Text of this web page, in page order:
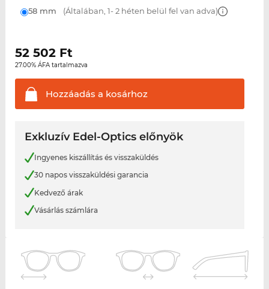
58 mm (Általában, 1- 2 héten belül fel van adva)
52 502Ft
27.00% ÁFA tartalmazva
Hozzáadás a kosárhoz
Exkluzív Edel-Optics előnyök
Ingyenes kiszállítás és visszaküldés
30 napos visszaküldési garancia
Kedvező árak
Vásárlás számlára